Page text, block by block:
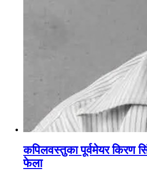
कपिलवस्तुका पूर्वमेयर किरण
फेला